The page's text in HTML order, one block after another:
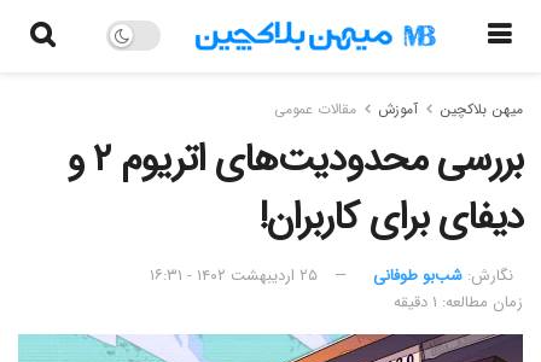
میهن بلاکچین آموزش مقالات عمومی
بررسی محدودیت‌های اتریوم ۲ و
دیفای برای کاربران!
نگارش:‌ شب‌بو طوفانی
۲۵ اردیبهشت ۱۴۰۲ - ۱۶:۳۱
زمان مطالعه: ۱ دقیقه